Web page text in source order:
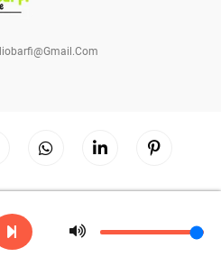
Barfi | Powered byHostinger